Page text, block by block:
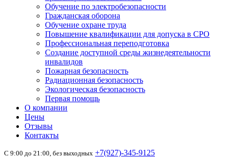
Обучение по электробезопасности
Гражданская оборона
Обучение охране труда
Повышение квалификации для допуска в СРО
Профессиональная переподготовка
Создание доступной среды жизнедеятельности
инвалидов
Пожарная безопасность
Радиационная безопасность
Экологическая безопасность
Первая помощь
О компании
Цены
Отзывы
Контакты
С 9:00 до 21:00, без выходных +7(927)-345-9125